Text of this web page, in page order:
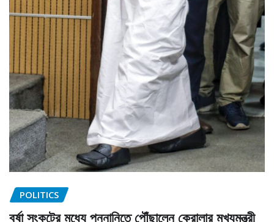
POLITICS
বর্ষা সংকটের মধ্যে পন্নানিতে পৌঁছালেন কেরালার মুখ্যমন্ত্রী